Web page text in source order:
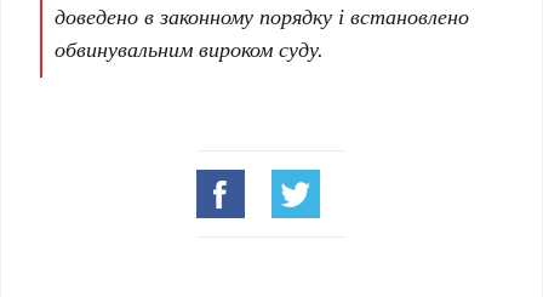
доведено в законному порядку і встановлено
обвинувальним вироком суду.